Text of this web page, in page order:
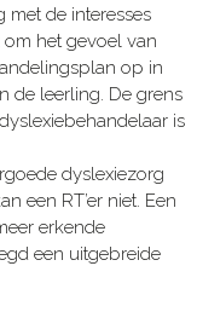
met de interesses
het gevoel van
op in
de leerling. De grens
is
dyslexiezorg
een RT’er niet. Een
erkende
een uitgebreide